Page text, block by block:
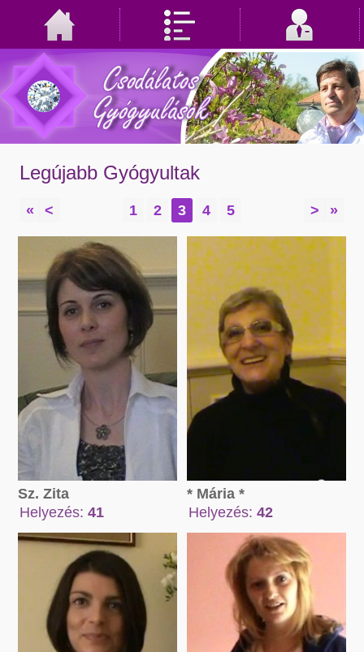
Legújabb Gyógyultak
« < 1 2 3 4 5 > »
Sz. Zita
Helyezés:41
Összpont:
170023 pont
* Mária *
Helyezés:42
Összpont:
83569 pont